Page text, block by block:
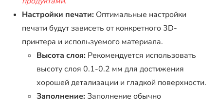
Настройки печати: Оптимальные настройки
печати будут зависеть от конкретного 3D-
принтера и используемого материала.
Высота слоя: Рекомендуется использовать
высоту слоя 0.1-0.2 мм для достижения
хорошей детализации и гладкой поверхности.
Заполнение:Заполнение обычно